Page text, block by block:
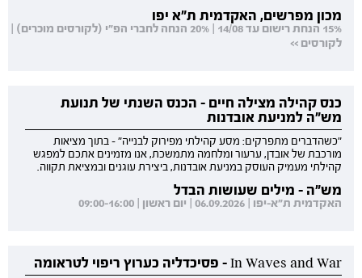
מכון מפרשים, האקדמית ת"א יפו
15% הנחת רישום עד 14/08 | 20% הנחה לחברי הפ"י (לקורסים מוכרים) |
לקורסים >>
כנס קהילה מצילה חיים - הכנס השנתי של תנועת
מש"ה למניעת אובדנות
"כשהדברים מתפרקים: מסע קהילתי מפירוק לבנייה" - בתוך מציאות
מורכבת של אובדן, ערעור ומלחמה מתמשכת, אנו מזמינים אתכם למפגש
קהילתי מעמיק העוסק במניעת אובדנות, ביצירת עוגנים ובמציאת תקווה.
מש"ה - מילים שעושות הבדל
האקדמית ת"א-יפו | 06.09.2026 | יום ראשון | 09:00-16:00
In Waves and War - פסיכדליה כערוץ ריפוי לטראומה